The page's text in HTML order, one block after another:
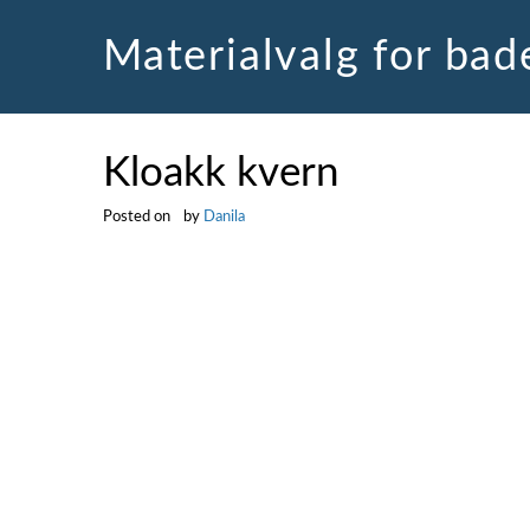
Materialvalg for
Kloakk kvern
Posted on by Danila